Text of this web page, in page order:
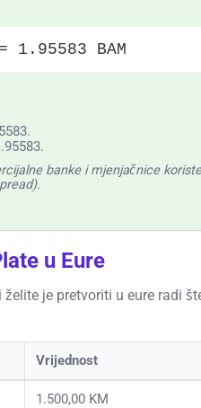
1.95583 BAM
banke i mjenjačnice
u Eure
je pretvoriti u eure radi
Vrijednost
1.500,00 KM